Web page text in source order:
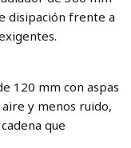
disipación frente a
120 mm con aspas
y menos ruido,
que